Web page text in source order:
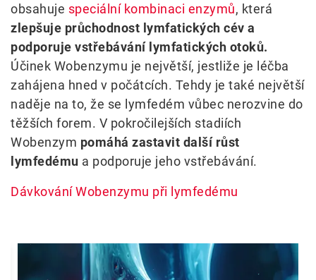
obsahuje speciální kombinaci enzymů, která
zlepšuje průchodnost lymfatických cév a
podporuje vstřebávání lymfatických otoků.
Účinek Wobenzymu je největší, jestliže je léčba
zahájena hned v počátcích. Tehdy je také největší
naděje na to, že se lymfedém vůbec nerozvine do
těžších forem. V pokročilejších stadiích
Wobenzym pomáhá zastavit další růst
lymfedému a podporuje jeho vstřebávání.
Dávkování Wobenzymu při lymfedému